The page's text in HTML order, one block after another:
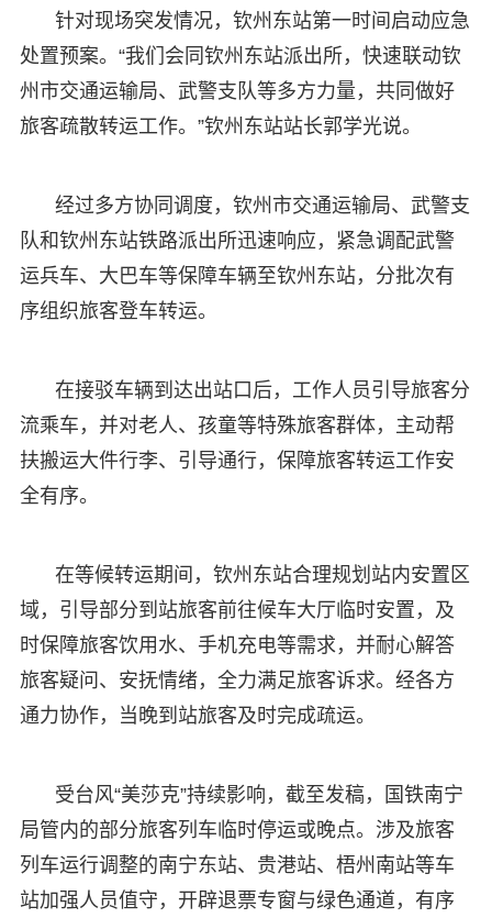
针对现场突发情况，钦州东站第一时间启动应急
处置预案。“我们会同钦州东站派出所，快速联动钦
州市交通运输局、武警支队等多方力量，共同做好
旅客疏散转运工作。”钦州东站站长郭学光说。
经过多方协同调度，钦州市交通运输局、武警支
队和钦州东站铁路派出所迅速响应，紧急调配武警
运兵车、大巴车等保障车辆至钦州东站，分批次有
序组织旅客登车转运。
在接驳车辆到达出站口后，工作人员引导旅客分
流乘车，并对老人、孩童等特殊旅客群体，主动帮
扶搬运大件行李、引导通行，保障旅客转运工作安
全有序。
在等候转运期间，钦州东站合理规划站内安置区
域，引导部分到站旅客前往候车大厅临时安置，及
时保障旅客饮用水、手机充电等需求，并耐心解答
旅客疑问、安抚情绪，全力满足旅客诉求。经各方
通力协作，当晚到站旅客及时完成疏运。
受台风“美莎克”持续影响，截至发稿，国铁南宁
局管内的部分旅客列车临时停运或晚点。涉及旅客
列车运行调整的南宁东站、贵港站、梧州南站等车
站加强人员值守，开辟退票专窗与绿色通道，有序